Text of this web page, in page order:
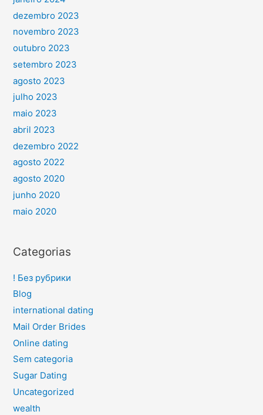
dezembro 2023
novembro 2023
outubro 2023
setembro 2023
agosto 2023
julho 2023
maio 2023
abril 2023
dezembro 2022
agosto 2022
agosto 2020
junho 2020
maio 2020
Categorias
! Без рубрики
Blog
international dating
Mail Order Brides
Online dating
Sem categoria
Sugar Dating
Uncategorized
wealth